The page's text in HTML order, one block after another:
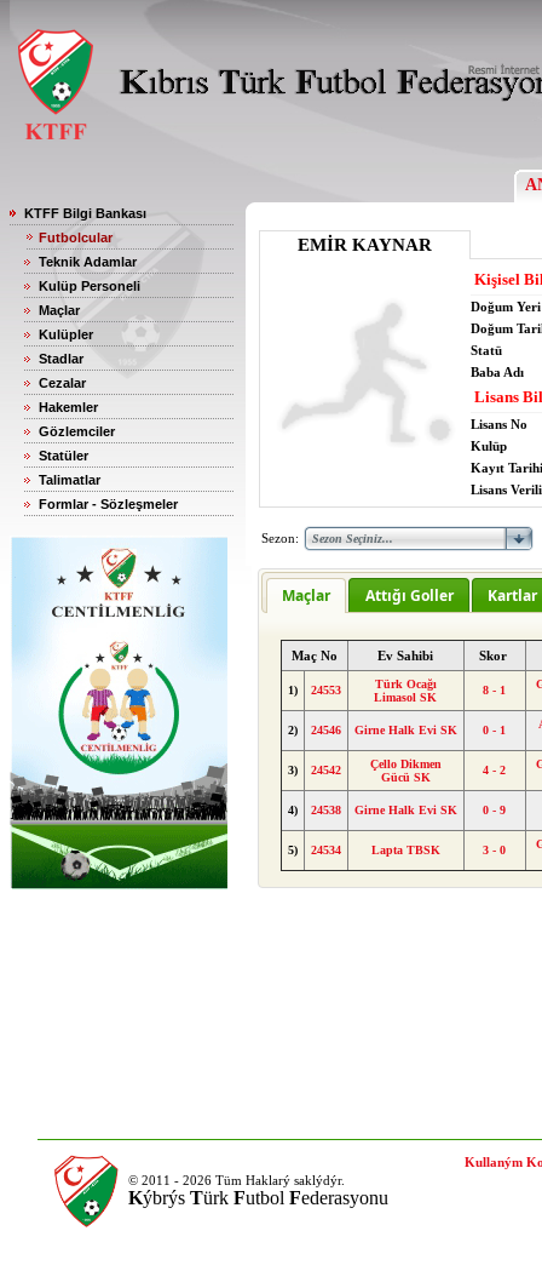
KTFF Bilgi Bankası
Futbolcular
Teknik Adamlar
Kulüp Personeli
Maçlar
Kulüpler
Stadlar
Cezalar
Hakemler
Gözlemciler
Statüler
Talimatlar
Formlar - Sözleşmeler
EMİR KAYNAR
Kişisel
Doğum Yeri
Doğum
Statü
Baba Adı
Lisans
Lisans No
Kulüp
Kayıt Tarihi
Lisans
Sezon:
Maçlar Attığı Goller Kartlar
Maç No Ev Sahibi Skor
1) 24553
Türk Ocağı
Limasol SK
8 - 1
2) 24546 Girne Halk Evi SK 0 - 1
3) 24542
Çello Dikmen
Gücü SK
4 - 2
4) 24538 Girne Halk Evi SK 0 - 9
5) 24534 Lapta TBSK 3 - 0
© 2011 - 2026 Tüm Haklarý saklýdýr.
Kýbrýs Türk Futbol Federasyonu
Kullaným